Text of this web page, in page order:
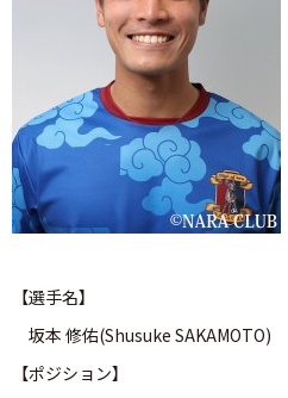
【選手名】
坂本 修佑(Shusuke SAKAMOTO)
【ポジション】